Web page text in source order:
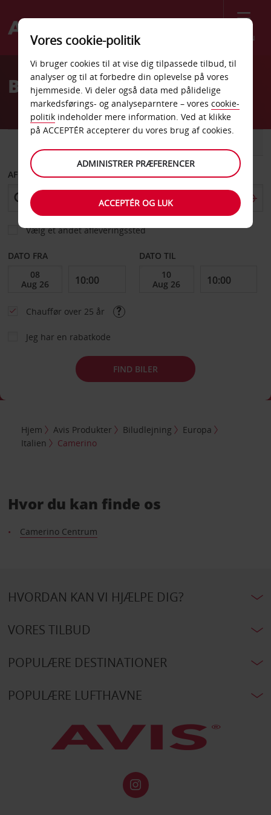
Menu
Welcome
AvisBilleje Camerino
AFHENT FRA
Vælg et andet afleveringssted
DATO FRA DATO TIL
Chauffør over 25 år
Jeg har en rabatkode
FIND BILER
Hjem Avis Produkter Biludlejning
Europa
Italien
Camerino
Hvor du kan finde os
Camerino Centrum
HVORDAN KAN VI HJÆLPE DIG?
VORES TILBUD
POPULÆRE DESTINATIONER
POPULÆRE LUFTHAVNE
Vores cookie-politik
Vi bruger cookies til at vise dig tilpassede tilbud, til
analyser og til at forbedre din oplevelse på vores
hjemmeside. Vi deler også data med pålidelige
markedsførings- og analyseparntere – vores cookie-
politik indeholder mere information. Ved at klikke
på ACCEPTÉR accepterer du vores brug af cookies.
ADMINISTRER PRÆFERENCER
ACCEPTÉR OG LUK